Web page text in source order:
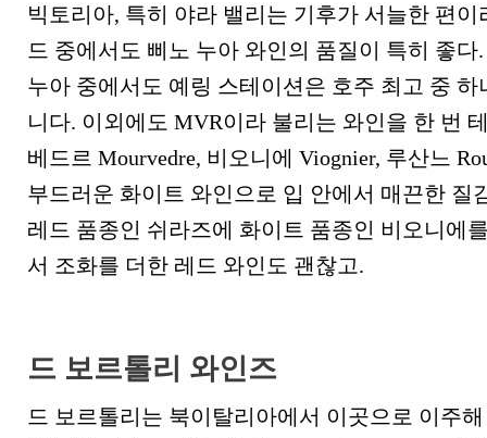
빅토리아, 특히 야라 밸리는 기후가 서늘한 편
드 중에서도 삐노 누아 와인의 품질이 특히 좋
누아 중에서도 예링 스테이션은 호주 최고 중
니다. 이외에도 MVR이라 불리는 와인을 한 번
베드르 Mourvedre, 비오니에 Viognier, 루산느
부드러운 화이트 와인으로 입 안에서 매끈한 질
레드 품종인 쉬라즈에 화이트 품종인 비오니에
서 조화를 더한 레드 와인도 괜찮고.
드 보르톨리 와인즈
드 보르톨리는 북이탈리아에서 이곳으로 이주